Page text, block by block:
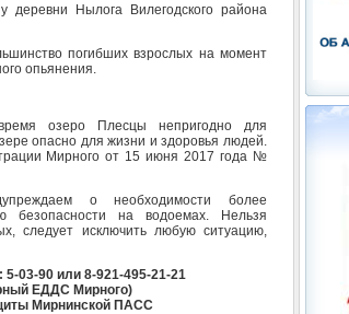
Нылога Вилегодского района
погибших взрослых на момент
опьянения.
озеро Плесцы непригодно для
опасно для жизни и здоровья людей.
Мирного от 15 июня 2017 года №
о необходимости более
безопасности на водоемах. Нельзя
следует исключить любую ситуацию,
03-90 или 8-921-495-21-21
ЕДДС Мирного)
Мирнинской ПАСС